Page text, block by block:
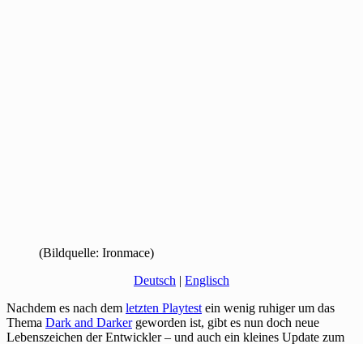
(Bildquelle: Ironmace)
Deutsch | Englisch
Nachdem es nach dem letzten Playtest ein wenig ruhiger um das
Thema Dark and Darkergeworden ist, gibt es nun doch neue
Lebenszeichen der Entwickler – und auch ein kleines Update zum